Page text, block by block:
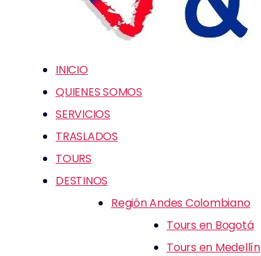
INICIO
QUIENES SOMOS
SERVICIOS
TRASLADOS
TOURS
DESTINOS
Región Andes Colombiano
Tours en Bogotá
Tours en Medellín